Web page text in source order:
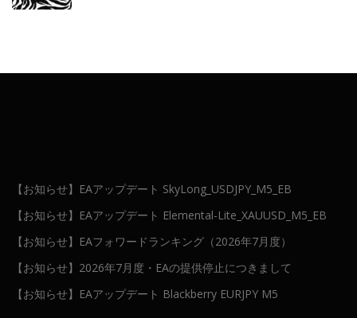
【お知らせ】EAアップデート SkyLong_USDJPY_M5_EB
【お知らせ】EAアップデート Elemental-Lite_XAUUSD_M5_EB
【お知らせ】EAフォワードランキング（2026年7月度）
【お知らせ】2026年7月度・EAの提供停止につきまして
【お知らせ】EAアップデート Blackberry EURJPY M5